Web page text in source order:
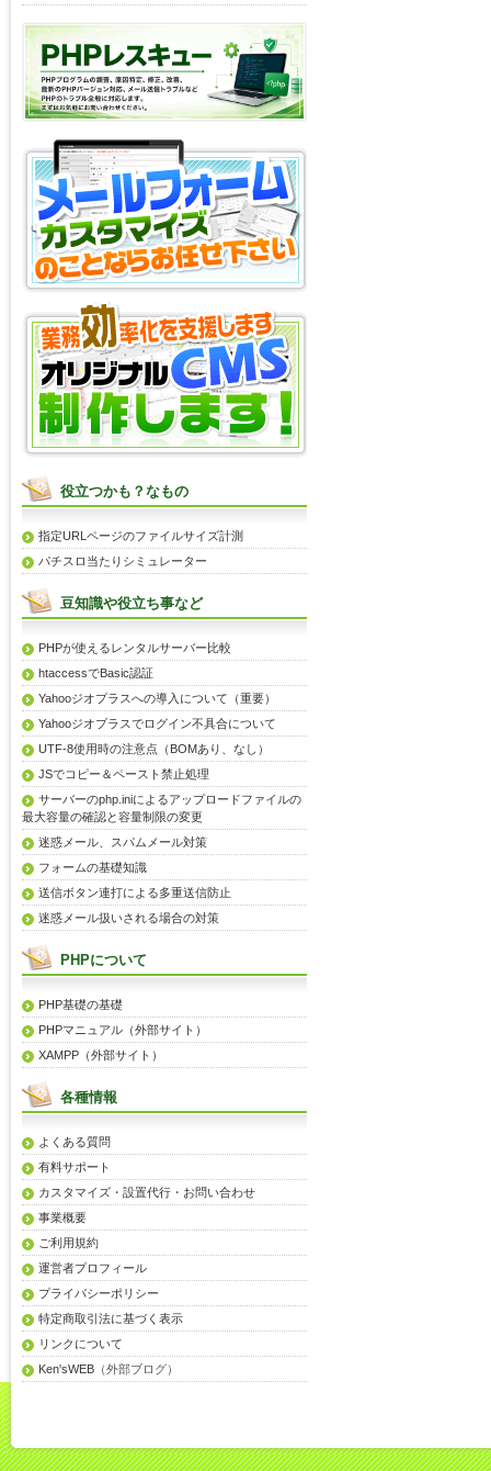
役立つかも？なもの
指定URLページのファイルサイズ計測
パチスロ当たりシミュレーター
豆知識や役立ち事など
PHPが使えるレンタルサーバー比較
htaccessでBasic認証
Yahooジオプラスへの導入について（重要）
Yahooジオプラスでログイン不具合について
UTF-8使用時の注意点（BOMあり、なし）
JSでコピー＆ペースト禁止処理
サーバーのphp.iniによるアップロードファイルの
最大容量の確認と容量制限の変更
迷惑メール、スパムメール対策
フォームの基礎知識
送信ボタン連打による多重送信防止
迷惑メール扱いされる場合の対策
PHPについて
PHP基礎の基礎
PHPマニュアル（外部サイト）
XAMPP（外部サイト）
各種情報
よくある質問
有料サポート
カスタマイズ・設置代行・お問い合わせ
事業概要
ご利用規約
運営者プロフィール
プライバシーポリシー
特定商取引法に基づく表示
リンクについて
Ken'sWEB （外部ブログ）